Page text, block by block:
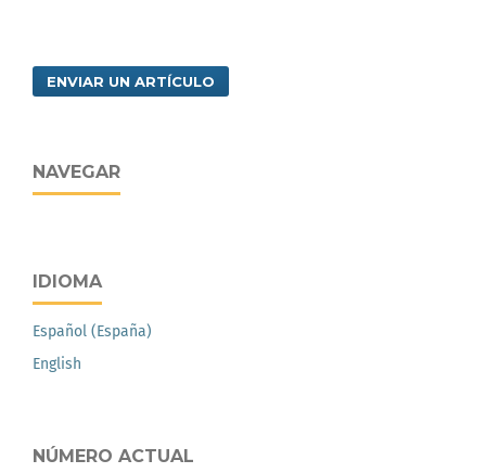
ENVIAR UN ARTÍCULO
NAVEGAR
IDIOMA
Español (España)
English
NÚMERO ACTUAL